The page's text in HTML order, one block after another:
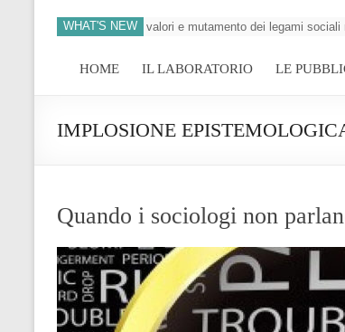
WHAT'S NEW
dell’individuo, crisi dei valori e mutamento dei legami sociali
HOME IL LABORATORIO LE
IMPLOSIONE
Quando i sociologi non